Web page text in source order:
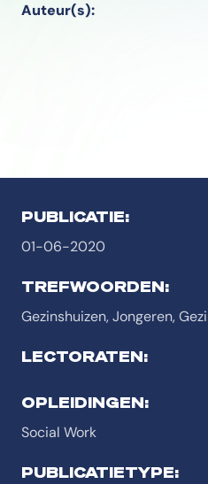
Auteur(s):
PUBLICATIE:
01-06-2020
TREFWOORDEN:
Gezinshuizen, Jongeren,
LECTORATEN:
OPLEIDINGEN:
Social Work
PUBLICATIETYPE: